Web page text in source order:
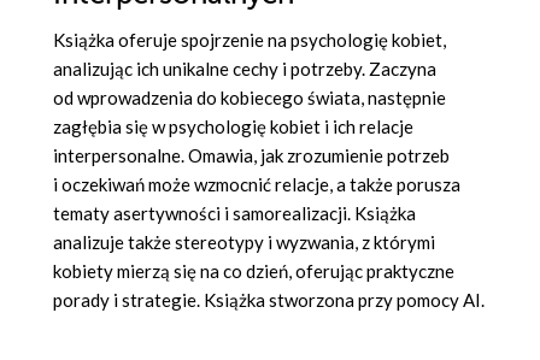
Książka oferuje spojrzenie na psychologię kobiet,
analizując ich unikalne cechy i potrzeby. Zaczyna
od wprowadzenia do kobiecego świata, następnie
zagłębia się w psychologię kobiet i ich relacje
interpersonalne. Omawia, jak zrozumienie potrzeb
i oczekiwań może wzmocnić relacje, a także porusza
tematy asertywności i samorealizacji. Książka
analizuje także stereotypy i wyzwania, z którymi
kobiety mierzą się na co dzień, oferując praktyczne
porady i strategie. Książka stworzona przy pomocy AI.